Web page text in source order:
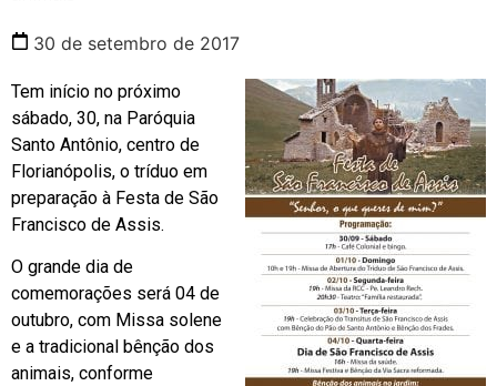
30 de setembro de 2017
Tem início no próximo
sábado, 30, na Paróquia
Santo Antônio, centro de
Florianópolis, o tríduo em
preparação à Festa de São
Francisco de Assis.
O grande dia de
comemorações será 04 de
outubro, com Missa solene
e a tradicional bênção dos
animais, conforme